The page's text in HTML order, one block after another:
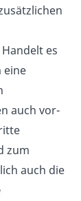
es
eine
auch vor-
zum
auch die